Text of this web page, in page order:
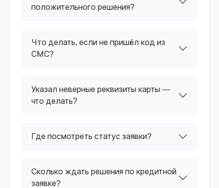
положительного решения?
Что делать, если не пришёл код из
СМС?
Указал неверные реквизиты карты —
что делать?
Где посмотреть статус заявки?
Сколько ждать решения по кредитной
заявке?